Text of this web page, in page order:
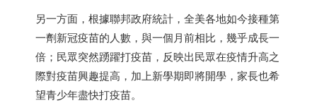
另一方面，根據聯邦政府統計，全美各地如今接種第
一劑新冠疫苗的人數，與一個月前相比，幾乎成長一
倍；民眾突然踴躍打疫苗，反映出民眾在疫情升高之
際對疫苗興趣提高，加上新學期即將開學，家長也希
望青少年盡快打疫苗。